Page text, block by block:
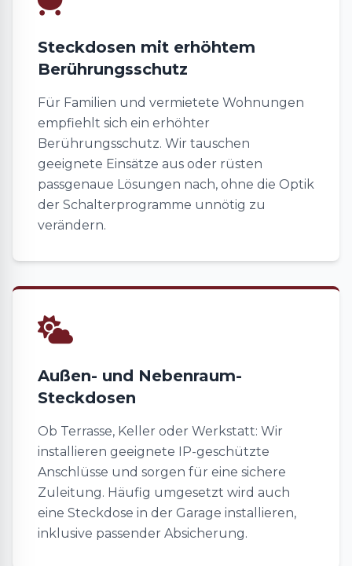
Steckdosen mit erhöhtem
Berührungsschutz
Für Familien und vermietete Wohnungen
empfiehlt sich ein erhöhter
Berührungsschutz. Wir tauschen
geeignete Einsätze aus oder rüsten
passgenaue Lösungen nach, ohne die Optik
der Schalterprogramme unnötig zu
verändern.
Außen- und Nebenraum-
Steckdosen
Ob Terrasse, Keller oder Werkstatt: Wir
installieren geeignete IP-geschützte
Anschlüsse und sorgen für eine sichere
Zuleitung. Häufig umgesetzt wird auch
eine Steckdose in der Garage installieren,
inklusive passender Absicherung.